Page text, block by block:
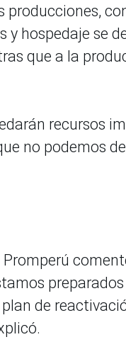
producciones,
y hospedaje se
que a la
recursos
no podemos
de